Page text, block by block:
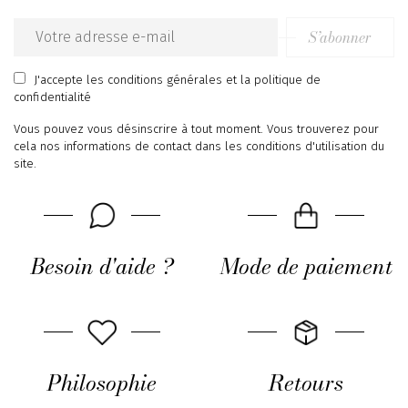
Email
address
S’abonner
J'accepte les conditions générales et la politique de
confidentialité
Vous pouvez vous désinscrire à tout moment. Vous trouverez pour
cela nos informations de contact dans les conditions d'utilisation du
site.
Besoin d'aide ? Mode de paiement
Philosophie Retours